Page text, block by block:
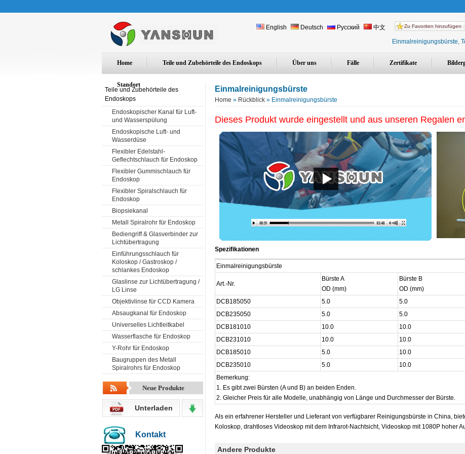
English Deutsch Русский 中文 Zu Favoriten hinzufügen
Einmalreinigungsbürste,
Home Teile und Zubehörteile des Endoskops Über uns Fälle Zertifikate
Standort
Teile und Zubehörteile des
Endoskops
Endoskopischer Kanal für Luft-
und Wasserspülung
Endoskopische Luft- und
Wasserdüse
Flexibler Edelstahl-
Geflechtschlauch für Endoskop
Flexibler Gummischlauch für
Endoskop
Flexibler Spiralschlauch für
Endoskop
Biopsiekanal
Metall Spiralrohr für Endoskop
Bediengriff & Glasverbinder zur
Lichtübertragung
Einführungsschlauch für
Koloskop / Gastroskop /
schlankes Endoskop
Glaslinse zur Lichtübertragung /
LG Linse
Objektivlinse für CCD Kamera
Absaugkanal für Endoskop
Universelles Lichtleitkabel
Wasserflasche für Endoskop
Y-Rohr für Endoskop
Baugruppen des Metall
Spiralrohrs für Endoskop
Neue Produkte
Unterladen
Kontakt
Einmalreinigungsbürste
Home » Rückblick» Einmalreinigungsbürste
Dieses Produkt wurde eingestellt und aus unseren Regalen
Spezifikationen
Einmalreinigungsbürste
Art.-Nr.
Bürste A
OD (mm)
Bürste B
OD (mm)
DCB185050 5.0 5.0
DCB235050
5.0 5.0
DCB181010
10.0 10.0
DCB231010
10.0 10.0
DCB185010
5.0 10.0
DCB235010
5.0 10.0
Bemerkung:
1. Es gibt zwei Bürsten (A und B) an beiden Enden.
2. Gleicher Preis für alle Modelle, unabhängig von Länge und Durchmesser der Bürste.
Als ein erfahrener Hersteller und Lieferant von verfügbarer Reinigungsbürste in China,
Koloskop, drahtloses Videoskop mit dem Infrarot-Nachtsicht, Videoskop mit 1080P hoher
Andere Produkte